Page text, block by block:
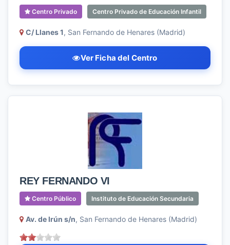
Centro Privado Centro Privado de Educación Infantil
C/ Llanes 1, San Fernando de Henares (Madrid)
Ver Ficha del Centro
REY FERNANDO VI
Centro Público Instituto de Educación Secundaria
Av. de Irún s/n, San Fernando de Henares (Madrid)